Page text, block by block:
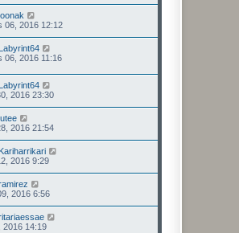
06, 2016 12:12
Labyrint64
06, 2016 11:16
Labyrint64
2016 23:30
2016 21:54
Kariharrikari
2016 9:29
2016 6:56
2016 14:19